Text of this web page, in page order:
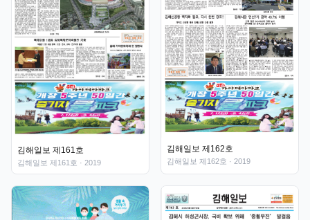
김해일보 제161호
김해일보 제161호 · 2019
김해일보 제162호
김해일보 제162호 · 2019